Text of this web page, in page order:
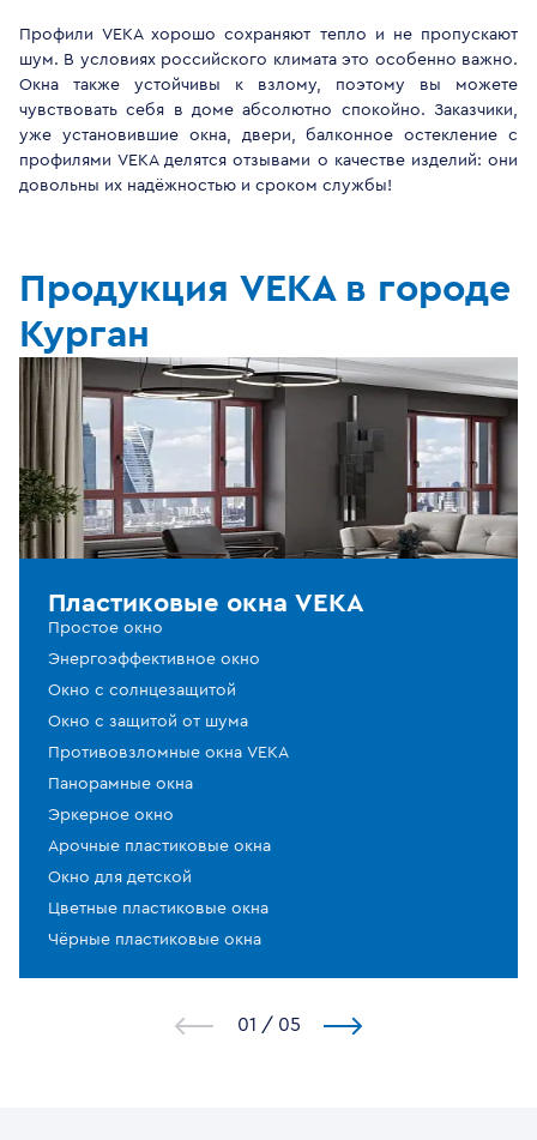
Профили VEKA хорошо сохраняют тепло и не пропускают
шум. В условиях российского климата это особенно важно.
Окна также устойчивы к взлому, поэтому вы можете
чувствовать себя в доме абсолютно спокойно. Заказчики,
уже установившие окна, двери, балконное остекление с
профилями VEKA делятся отзывами о качестве изделий: они
довольны их надёжностью и сроком службы!
Продукция VEKA в городе
Курган
Пластиковые окна VEKA
Простое окно
Энергоэффективное окно
Окно с солнцезащитой
Окно с защитой от шума
Противовзломные окна VEKA
Панорамные окна
Эркерное окно
Арочные пластиковые окна
Окно для детской
Цветные пластиковые окна
Чёрные пластиковые окна
1 / 5